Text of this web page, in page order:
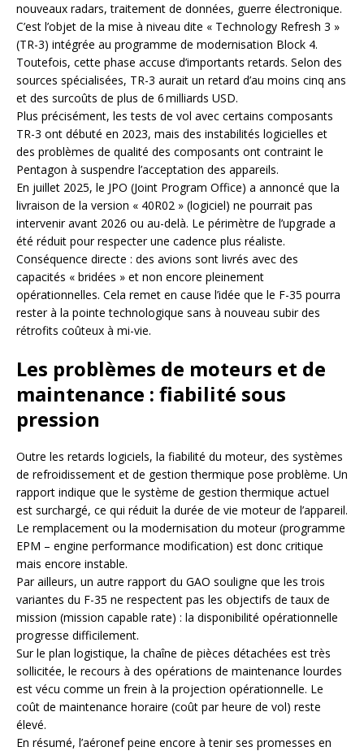
nouveaux radars, traitement de données, guerre électronique.
C’est l’objet de la mise à niveau dite « Technology Refresh 3 »
(TR-3) intégrée au programme de modernisation Block 4.
Toutefois, cette phase accuse d’importants retards. Selon des
sources spécialisées, TR-3 aurait un retard d’au moins cinq ans
et des surcoûts de plus de 6 milliards USD.
Plus précisément, les tests de vol avec certains composants
TR-3 ont débuté en 2023, mais des instabilités logicielles et
des problèmes de qualité des composants ont contraint le
Pentagon à suspendre l’acceptation des appareils.
En juillet 2025, le JPO (Joint Program Office) a annoncé que la
livraison de la version « 40R02 » (logiciel) ne pourrait pas
intervenir avant 2026 ou au-delà. Le périmètre de l’upgrade a
été réduit pour respecter une cadence plus réaliste.
Conséquence directe : des avions sont livrés avec des
capacités « bridées » et non encore pleinement
opérationnelles. Cela remet en cause l’idée que le F-35 pourra
rester à la pointe technologique sans à nouveau subir des
rétrofits coûteux à mi-vie.
Les problèmes de moteurs et de
maintenance : fiabilité sous
pression
Outre les retards logiciels, la fiabilité du moteur, des systèmes
de refroidissement et de gestion thermique pose problème. Un
rapport indique que le système de gestion thermique actuel
est surchargé, ce qui réduit la durée de vie moteur de l’appareil.
Le remplacement ou la modernisation du moteur (programme
EPM – engine performance modification) est donc critique
mais encore instable.
Par ailleurs, un autre rapport du GAO souligne que les trois
variantes du F-35 ne respectent pas les objectifs de taux de
mission (mission capable rate) : la disponibilité opérationnelle
progresse difficilement.
Sur le plan logistique, la chaîne de pièces détachées est très
sollicitée, le recours à des opérations de maintenance lourdes
est vécu comme un frein à la projection opérationnelle. Le
coût de maintenance horaire (coût par heure de vol) reste
élevé.
En résumé, l’aéronef peine encore à tenir ses promesses en